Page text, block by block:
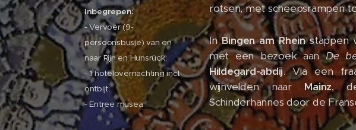
Inbegrepen:
- Vervoer (9-
persoonsbusje) van en
naar Rijn en Hunsrück;
- 1 hotelovernachting incl.
ontbijt;
- Entree musea .
rotsen, met scheepsrampen
InBingen am Rheinstappen
met een bezoek aanDe
Hildegard-abdij. Via een
wijnvelden naar Mainz,
Schinderhannes door de